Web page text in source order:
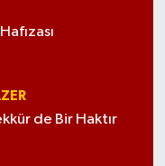
de Bir Haktır